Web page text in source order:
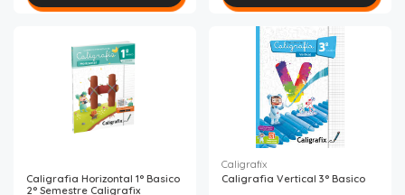
Caligrafia Horizontal 1° Basico
2° Semestre Caligrafix
Caligrafix
Caligrafia Vertical 3° Basico